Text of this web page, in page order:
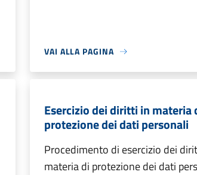
VAI ALLA PAGINA
Esercizio dei diritti in materia
protezione dei dati personali
Procedimento di esercizio dei
materia di protezione dei dati